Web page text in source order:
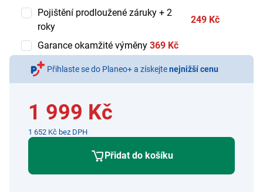
Pojištění prodloužené záruky + 2
roky
249 Kč
Garance okamžité výměny 369 Kč
Přihlaste se do Planeo+ a získejtenejnižší cenu
1 999 Kč
1 652 Kč bez DPH
Přidat do košíku